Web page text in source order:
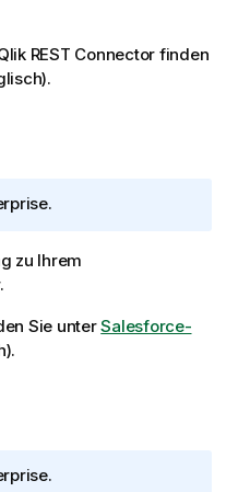
REST Connector finden
.
.
zu Ihrem
Sie unterSalesforce-
.
.